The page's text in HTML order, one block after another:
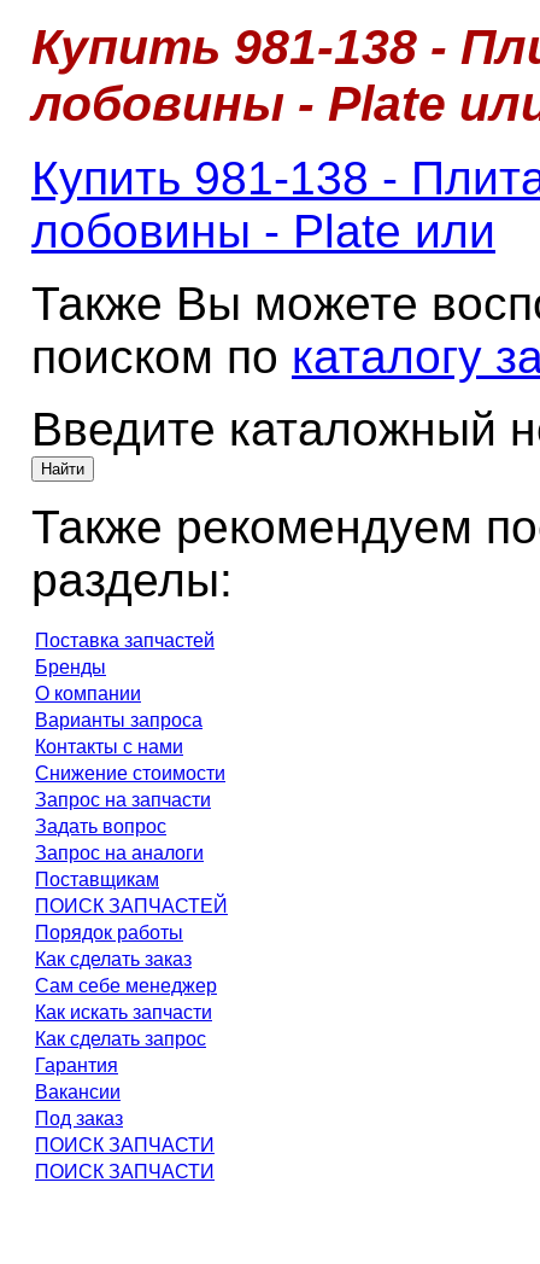
Купить 981-138 -
лобовины - Plate
Купить 981-138 -
лобовины - Plate или
Также Вы можете
поиском по каталогу
Введите каталожный
Также рекомендуем
разделы:
Поставка запчастей
Бренды
О компании
Варианты запроса
Контакты с нами
Снижение стоимости
Запрос на запчасти
Задать вопрос
Запрос на аналоги
Поставщикам
ПОИСК ЗАПЧАСТЕЙ
Порядок работы
Как сделать заказ
Сам себе менеджер
Как искать запчасти
Как сделать запрос
Гарантия
Вакансии
Под заказ
ПОИСК ЗАПЧАСТИ
ПОИСК ЗАПЧАСТИ